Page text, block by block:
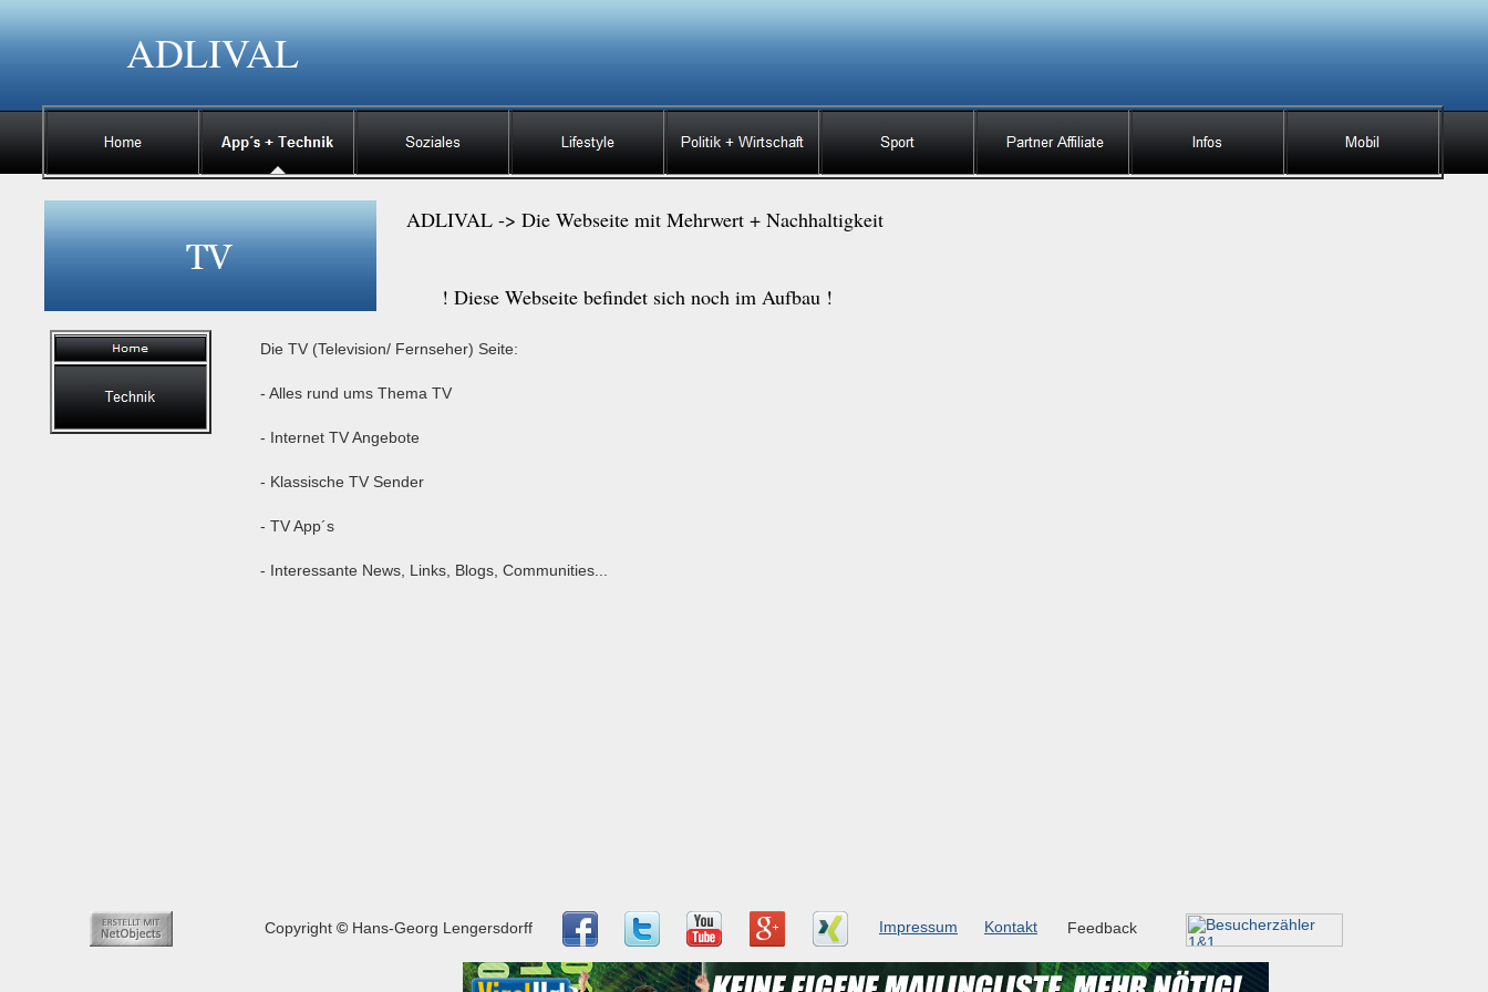
ADLIVAL
ADLIVAL -> Die Webseite mit Mehrwert + Nachhaltigkeit
! Diese Webseite befindet sich noch im Aufbau !
Die TV (Television/ Fernseher) Seite:
- Alles rund ums Thema TV
- Internet TV Angebote
- Klassische TV Sender
- TV App´s
- Interessante News, Links, Blogs, Communities...
Copyright © Hans-Georg Lengersdorff Impressum Kontakt Feedback